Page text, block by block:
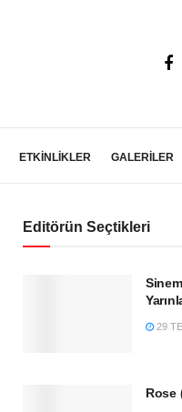
ETKİNLİKLER GALERİLER
Editörün Seçtikleri
29
Rose